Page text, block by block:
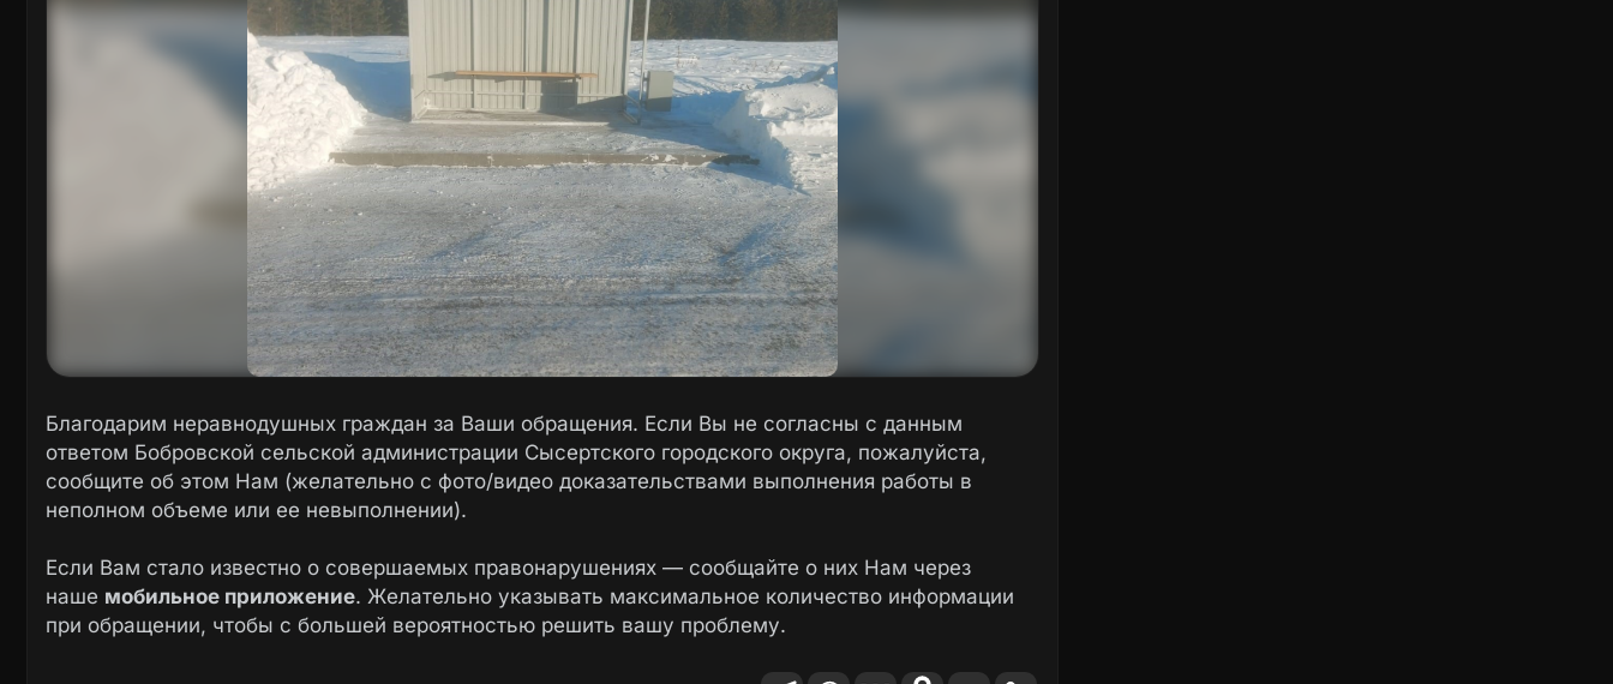
Благодарим неравнодушных граждан за Ваши обращения. Если Вы не согласны с данным
ответом Бобровской сельской администрации Сысертского городского округа, пожалуйста,
сообщите об этом Нам (желательно с фото/видео доказательствами выполнения работы в
неполном объеме или ее невыполнении).
Если Вам стало известно о совершаемых правонарушениях — сообщайте о них Нам через
наше мобильное приложение. Желательно указывать максимальное количество информации
при обращении, чтобы с большей вероятностью решить вашу проблему.